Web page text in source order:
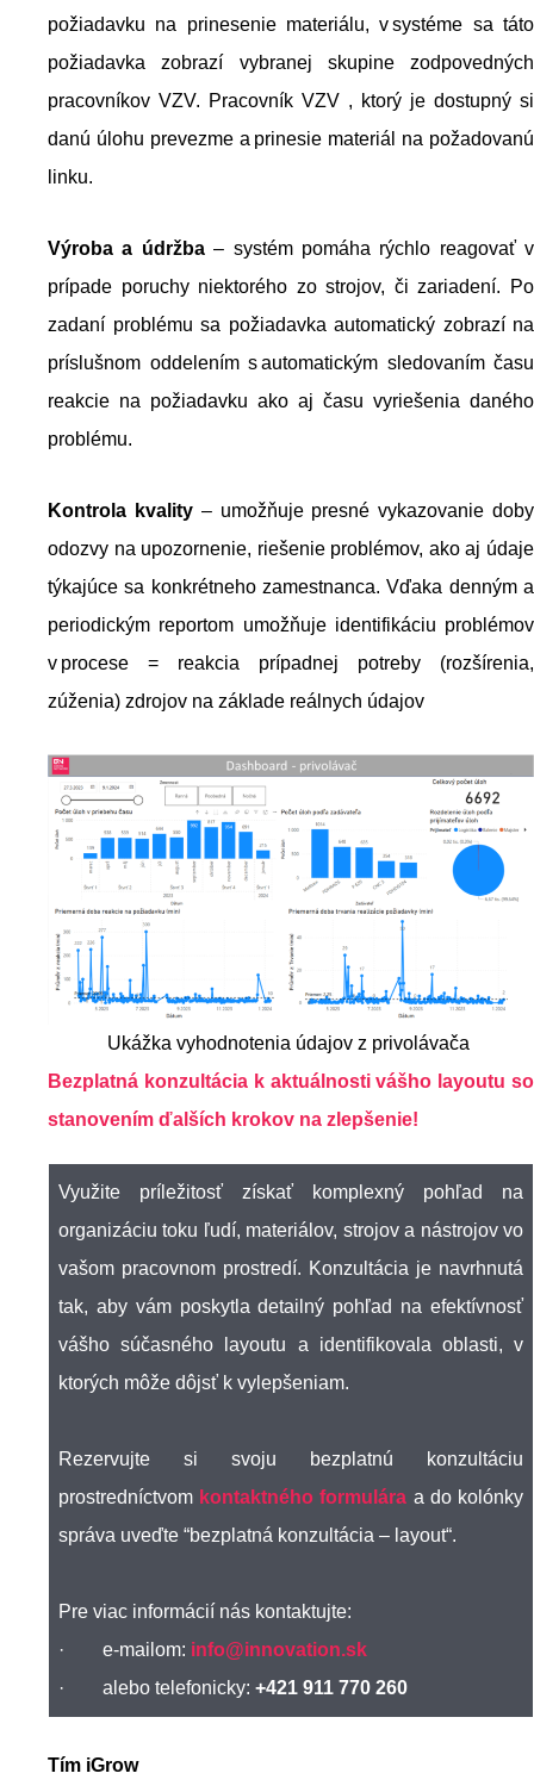
požiadavku na prinesenie materiálu, v systéme sa táto
požiadavka zobrazí vybranej skupine zodpovedných
pracovníkov VZV. Pracovník VZV , ktorý je dostupný si
danú úlohu prevezme a prinesie materiál na požadovanú
linku.
Výroba a údržba– systém pomáha rýchlo reagovať v
prípade poruchy niektorého zo strojov, či zariadení. Po
zadaní problému sa požiadavka automatický zobrazí na
príslušnom oddelením s automatickým sledovaním času
reakcie na požiadavku ako aj času vyriešenia daného
problému.
Kontrola kvality– umožňuje presné vykazovanie doby
odozvy na upozornenie, riešenie problémov, ako aj údaje
týkajúce sa konkrétneho zamestnanca. Vďaka denným a
periodickým reportom umožňuje identifikáciu problémov
v procese = reakcia prípadnej potreby (rozšírenia,
zúženia) zdrojov na základe reálnych údajov
Ukážka vyhodnotenia údajov z privolávača
Bezplatná konzultácia k aktuálnosti vášho layoutu so
stanovením ďalších krokov na zlepšenie!
Využite príležitosť získať komplexný pohľad na
organizáciu toku ľudí, materiálov, strojov a nástrojov vo
vašom pracovnom prostredí. Konzultácia je navrhnutá
tak, aby vám poskytla detailný pohľad na efektívnosť
vášho súčasného layoutu a identifikovala oblasti, v
ktorých môže dôjsť k vylepšeniam.
Rezervujte si svoju bezplatnú konzultáciu
prostredníctvom kontaktného formulára a do kolónky
správa uveďte “bezplatná konzultácia – layout“.
Pre viac informácií nás kontaktujte:
· e-mailom: info@innovation.sk
· alebo telefonicky: +421 911 770 260
Tím iGrow